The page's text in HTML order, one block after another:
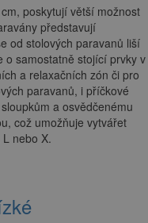
poskytují větší možnost
představují
od stolových paravanů liší
o samostatně stojící prvky v
a relaxačních zón či pro
paravanů, i příčkové
a osvědčenému
což umožňuje vytvářet
nebo X.